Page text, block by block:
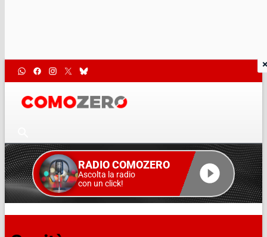
RADIO COMOZERO
Ascolta la radio
con un click!